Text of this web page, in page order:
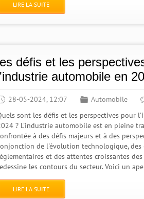
LIRE LA SUITE
défis et les
automobile en
28-05-2024, 12:07 Automobile
sont les défis et les perspectives pour
? L'industrie automobile est en pleine
à des défis majeurs et à des
de l'évolution technologique, des
et des attentes croissantes
les contours du secteur. Voici un
LIRE LA SUITE